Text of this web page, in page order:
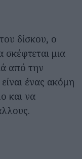
δίσκου, ο
σκέφτεται μια
από την
ένας ακόμη
και να